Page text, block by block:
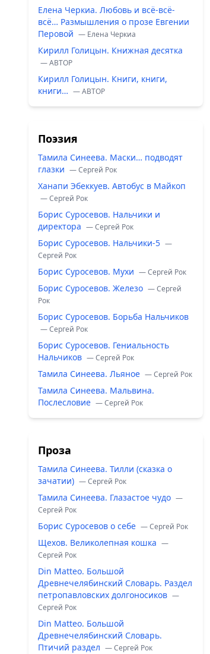
Елена Черкиа. Любовь и всё-всё-
всё… Размышления о прозе Евгении
Перовой — Елена Черкиа
Кирилл Голицын. Книжная десятка
— ABTOP
Кирилл Голицын. Книги, книги,
книги… — ABTOP
Поэзия
Тамила Синеева. Маски… подводят
глазки — Сергей Рок
Ханапи Эбеккуев. Автобус в Майкоп
— Сергей Рок
Борис Суросевов. Нальчики и
директора — Сергей Рок
Борис Суросевов. Нальчики-5 —
Сергей Рок
Борис Суросевов. Мухи — Сергей Рок
Борис Суросевов. Железо — Сергей
Рок
Борис Суросевов. Борьба Нальчиков
— Сергей Рок
Борис Суросевов. Гениальность
Нальчиков — Сергей Рок
Тамила Синеева. Льяное — Сергей Рок
Тамила Синеева. Мальвина.
Послесловие — Сергей Рок
Проза
Тамила Синеева. Тилли (сказка о
зачатии) — Сергей Рок
Тамила Синеева. Глазастое чудо —
Сергей Рок
Борис Суросевов о себе — Сергей Рок
Щехов. Великолепная кошка —
Сергей Рок
Din Matteo. Большой
Древнечелябинский Словарь. Раздел
петропавловских долгоносиков —
Сергей Рок
Din Matteo. Большой
Древнечелябинский Словарь.
Птичий раздел — Сергей Рок